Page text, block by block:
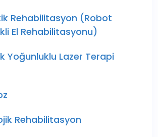
Rehabilitasyon (Robot
El Rehabilitasyonu)
Yoğunluklu Lazer Terapi
Rehabilitasyon